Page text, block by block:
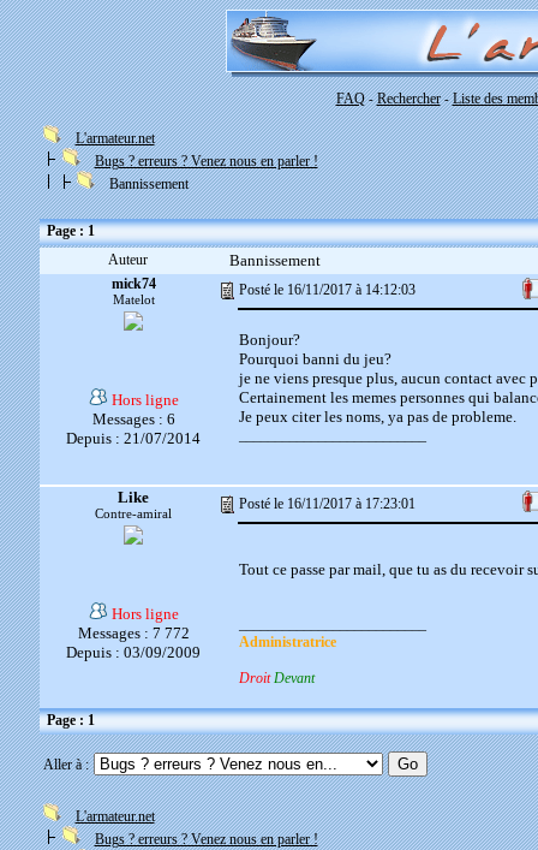
FAQ-Rechercher-Liste des
L'armateur.net
Bugs ? erreurs ? Venez nous en parler !
Bannissement
Page : 1
Auteur
Bannissement
mick74
Matelot
Posté le 16/11/2017 à 14:12:03
Hors ligne
Messages : 6
Depuis : 21/07/2014
Bonjour?
Pourquoi banni du jeu?
je ne viens presque plus, aucun contact avec
Certainement les memes personnes qui
Je peux citer les noms, ya pas de probleme.
Like
Contre-amiral
Posté le 16/11/2017 à 17:23:01
Hors ligne
Messages : 7 772
Depuis : 03/09/2009
Tout ce passe par mail, que tu as du
Administratrice
Droit Devant
Page : 1
Aller à :
L'armateur.net
Bugs ? erreurs ? Venez nous en parler !